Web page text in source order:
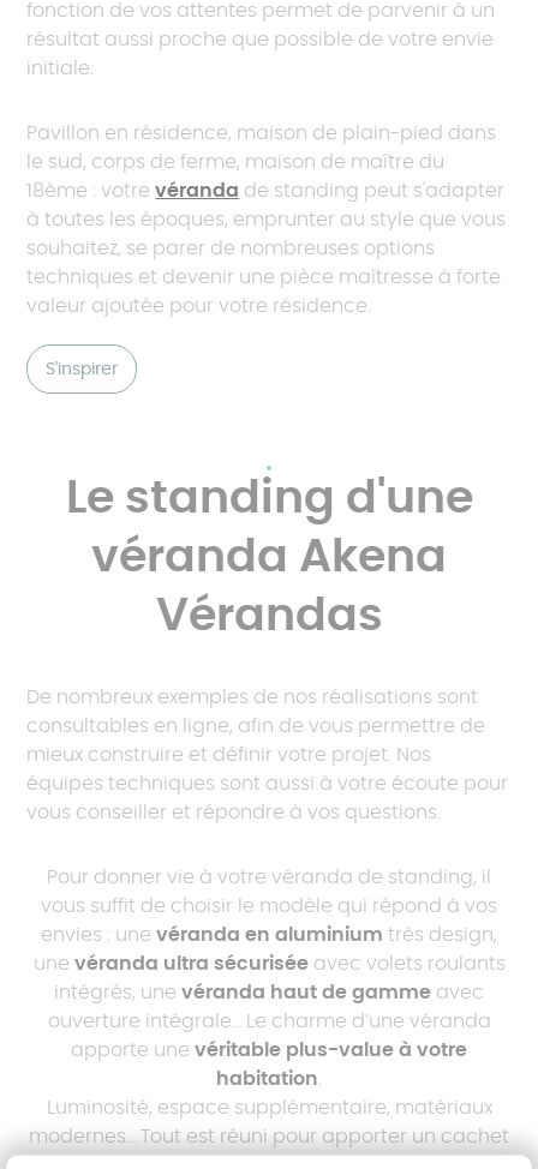
fonction de vos attentes permet de parvenir à un
résultat aussi proche que possible de votre envie
initiale.
Pavillon en résidence, maison de plain-pied dans
le sud, corps de ferme, maison de maître du
18ème : votrevéranda de standing peut s'adapter
à toutes les époques, emprunter au style que vous
souhaitez, se parer de nombreuses options
techniques et devenir une pièce maîtresse à forte
valeur ajoutée pour votre résidence.
S'inspirer
Le standing d'une
véranda Akena
Vérandas
De nombreux exemples de nos réalisations sont
consultables en ligne, afin de vous permettre de
mieux construire et définir votre projet. Nos
équipes techniques sont aussi à votre écoute pour
vous conseiller et répondre à vos questions.
Pour donner vie à votre véranda de standing, il
vous suffit de choisir le modèle qui répond à vos
envies : une véranda en aluminium très design,
une véranda ultra sécuriséeavec volets roulants
intégrés, une véranda haut de gamme avec
ouverture intégrale… Le charme d’une véranda
apporte une véritable plus-value à votre
habitation.
Luminosité, espace supplémentaire, matériaux
modernes… Tout est réuni pour apporter un cachet